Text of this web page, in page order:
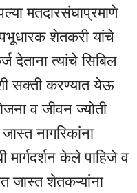
मतदारसंघाप्रमाणे
शेतकरी यांचे
देताना त्यांचे सिबिल
सक्ती करण्यात येऊ
व जीवन ज्योती
नागरिकांना
मार्गदर्शन केले पाहिजे व
जास्त शेतकऱ्यांना